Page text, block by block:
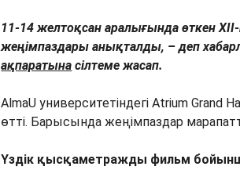
11-14 желтоқсан аралығында өткен XII-
жеңімпаздары анықталды, – деп
ақпаратына сілтеме жасап.
AlmaU университетіндегі Atrium
өтті. Барысында жеңімпаздар
Үздік қысқаметражды фильм